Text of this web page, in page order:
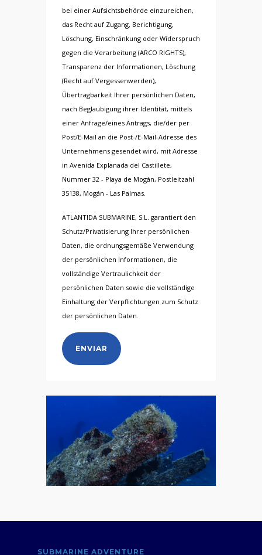
bei einer Aufsichtsbehörde einzureichen,
das Recht auf Zugang, Berichtigung,
Löschung, Einschränkung oder Widerspruch
gegen die Verarbeitung (ARCO RIGHTS),
Transparenz der Informationen, Löschung
(Recht auf Vergessenwerden),
Übertragbarkeit Ihrer persönlichen Daten,
nach Beglaubigung ihrer Identität, mittels
einer Anfrage/eines Antrags, die/der per
Post/E-Mail an die Post-/E-Mail-Adresse des
Unternehmens gesendet wird, mit Adresse
in Avenida Explanada del Castillete,
Nummer 32 - Playa de Mogán, Postleitzahl
35138, Mogán - Las Palmas.
ATLANTIDA SUBMARINE, S.L. garantiert den
Schutz/Privatisierung Ihrer persönlichen
Daten, die ordnungsgemäße Verwendung
der persönlichen Informationen, die
vollständige Vertraulichkeit der
persönlichen Daten sowie die vollständige
Einhaltung der Verpflichtungen zum Schutz
der persönlichen Daten.
SUBMARINE ADVENTURE